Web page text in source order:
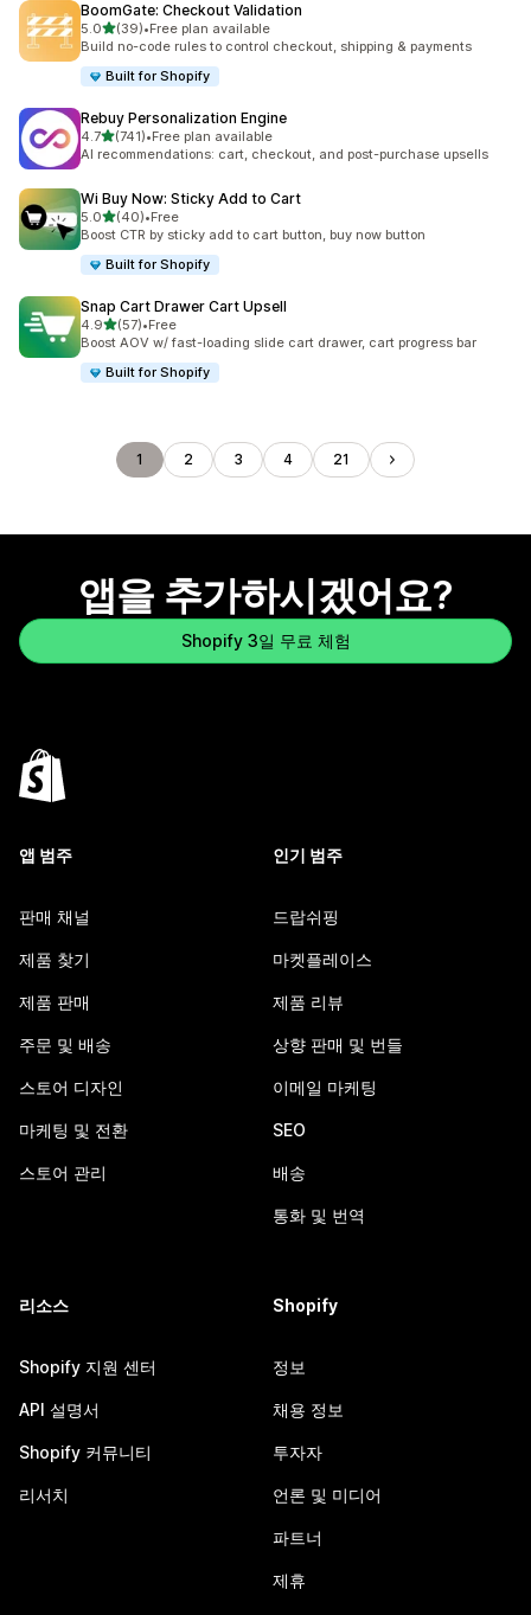
BoomGate: Checkout Validation
5.0별 5개 중
(39)
총 리뷰 39개
•Free plan available
Build no-code rules to control checkout, shipping & payments
Built for Shopify
Rebuy Personalization Engine
4.7별 5개 중
(741)
총 리뷰 741개
•Free plan available
AI recommendations: cart, checkout, and post-purchase upsells
Wi Buy Now: Sticky Add to Cart
5.0별 5개 중
(40)
총 리뷰 40개
•Free
Boost CTR by sticky add to cart button, buy now button
Built for Shopify
Snap Cart Drawer Cart Upsell
4.9별 5개 중
(57)
총 리뷰 57개
•Free
Boost AOV w/ fast-loading slide cart drawer, cart progress bar
Built for Shopify
1 2 3 4 21
앱을 추가하시겠어요?
Shopify 3일 무료 체험
앱 범주
판매 채널
제품 찾기
제품 판매
주문 및 배송
스토어 디자인
마케팅 및 전환
스토어 관리
인기 범주
드랍쉬핑
마켓플레이스
제품 리뷰
상향 판매 및 번들
이메일 마케팅
SEO
배송
통화 및 번역
리소스
Shopify 지원 센터
API 설명서
Shopify 커뮤니티
리서치
Shopify
정보
채용 정보
투자자
언론 및 미디어
파트너
제휴